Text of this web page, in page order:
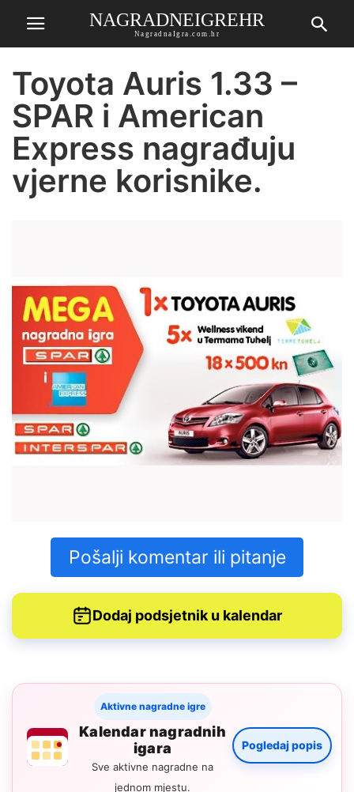
NAGRADNEIGREHR
NagradnaIgra.com.hr
Toyota Auris 1.33 –
SPAR i American
Express nagrađuju
vjerne korisnike.
Pošalji komentar ili pitanje
Dodaj podsjetnik u kalendar
Aktivne nagradne igre
Kalendar nagradnih
igara
Sve aktivne nagradne na
jednom mjestu.
Pogledaj popis